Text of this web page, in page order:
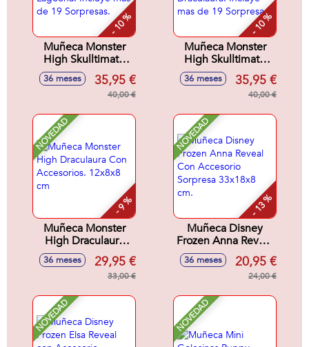
- 10 %
Muñeca Monster
High Skulltimate
Secrets Series 7
Lagoona. Incluye
mas de 19
36 meses 35,95 €
40,00 €
- 10 %
Muñeca Monster
High Skulltimate
Secrets Series 7
Draculaura. Incluye
mas de 19
36 meses 35,95 €
40,00 €
NOVEDAD
- 9 %
Muñeca Monster
High Draculaura
Con Accesorios.
12x8x8 cm
36 meses 29,95 €
33,00 €
NOVEDAD
- 13 %
Muñeca Disney
Frozen Anna Reveal
Con Accesorio
Sorpresa 33x18x8
36 meses 20,95 €
24,00 €
NOVEDAD NOVEDAD